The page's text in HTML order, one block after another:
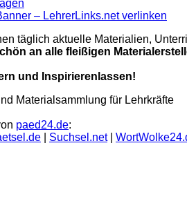
– LehrerLinks.net verlinken
täglich aktuelle Materialien,
an alle fleißigen
und Inspirierenlassen!
Materialsammlung für Lehrkräfte
paed24.de:
Suchsel.net|